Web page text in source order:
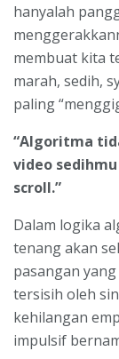
hanyalah
membuat kita
marah, sedih,
paling
“Algoritma
video
scroll.”
Dalam logika
tenang akan
pasangan
tersisih oleh
kehilangan
impulsif